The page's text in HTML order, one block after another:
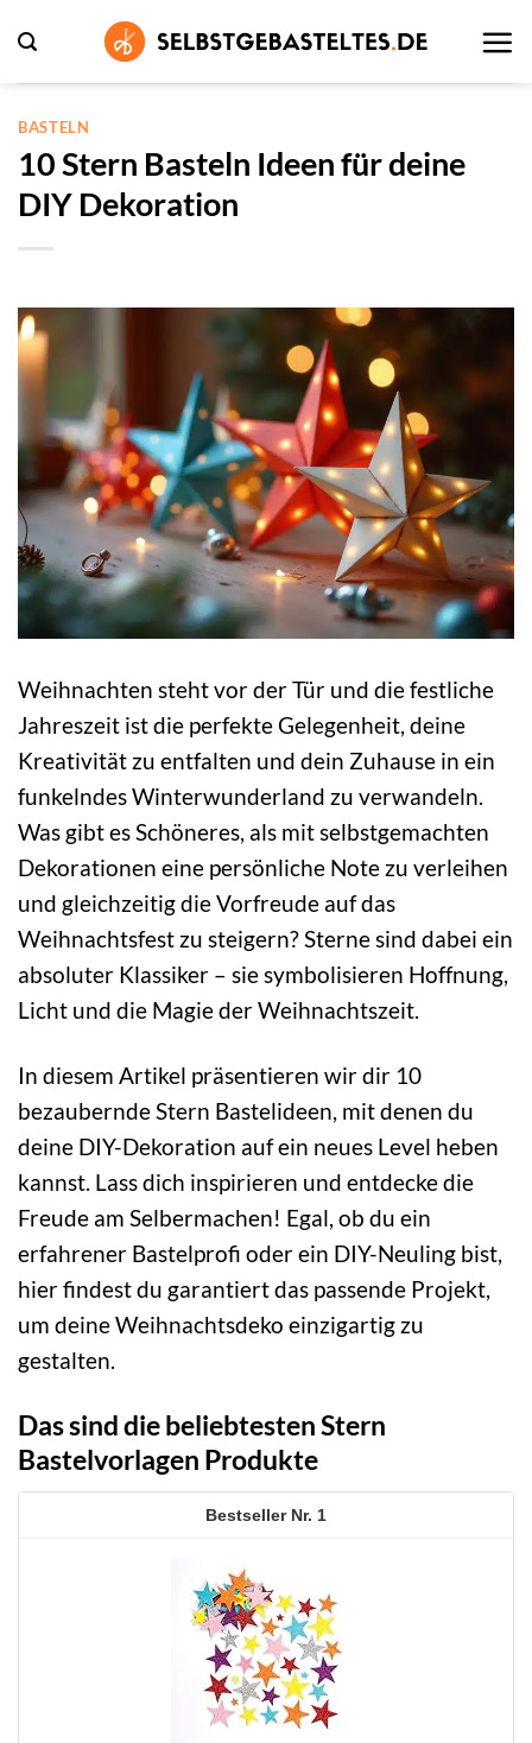
Inhalt
springen
BASTELN
10 Stern Basteln Ideen für deine
DIY Dekoration
Weihnachten steht vor der Tür und die festliche
Jahreszeit ist die perfekte Gelegenheit, deine
Kreativität zu entfalten und dein Zuhause in ein
funkelndes Winterwunderland zu verwandeln.
Was gibt es Schöneres, als mit selbstgemachten
Dekorationen eine persönliche Note zu verleihen
und gleichzeitig die Vorfreude auf das
Weihnachtsfest zu steigern? Sterne sind dabei ein
absoluter Klassiker – sie symbolisieren Hoffnung,
Licht und die Magie der Weihnachtszeit.
In diesem Artikel präsentieren wir dir 10
bezaubernde Stern Bastelideen, mit denen du
deine DIY-Dekoration auf ein neues Level heben
kannst. Lass dich inspirieren und entdecke die
Freude am Selbermachen! Egal, ob du ein
erfahrener Bastelprofi oder ein DIY-Neuling bist,
hier findest du garantiert das passende Projekt,
um deine Weihnachtsdeko einzigartig zu
gestalten.
Das sind die beliebtesten Stern
Bastelvorlagen Produkte
1